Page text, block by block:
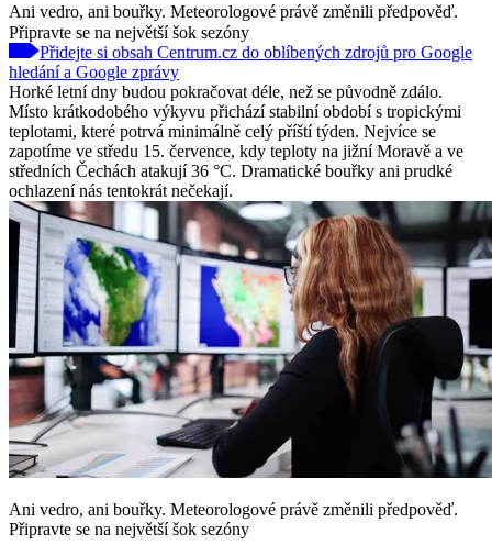
Ani vedro, ani bouřky. Meteorologové právě změnili předpověď.
Připravte se na největší šok sezóny
Přidejte si obsah Centrum.cz do oblíbených zdrojů pro Google
hledání a Google zprávy
Horké letní dny budou pokračovat déle, než se původně zdálo.
Místo krátkodobého výkyvu přichází stabilní období s tropickými
teplotami, které potrvá minimálně celý příští týden. Nejvíce se
zapotíme ve středu 15. července, kdy teploty na jižní Moravě a ve
středních Čechách atakují 36 °C. Dramatické bouřky ani prudké
ochlazení nás tentokrát nečekají.
Ani vedro, ani bouřky. Meteorologové právě změnili předpověď.
Připravte se na největší šok sezóny